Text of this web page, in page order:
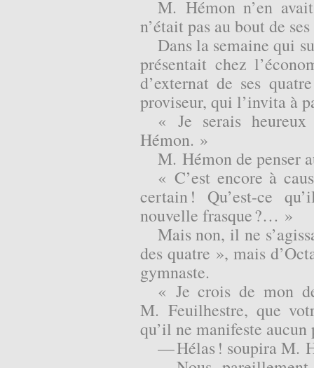
M. Hémon n’en
n’était pas au bout de
Dans la semaine qui
présentait chez
d’externat de ses
proviseur, qui l’invita à
« Je serais
Hémon. »
M. Hémon de penser
« C’est encore à
certain ! Qu’est-ce
nouvelle frasque ?… »
Mais non, il ne
des quatre », mais
gymnaste.
« Je crois de mon
M. Feuilhestre, que
qu’il ne manifeste
— Hélas ! soupira M.